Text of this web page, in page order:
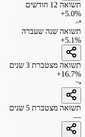
תשואה 12 חודשים
+5.0%
תשואה שנה שעברה
+5.1%
תשואה מצטברת 3 שנים
+16.7%
תשואה מצטברת 5 שנים
—